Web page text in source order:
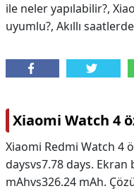
ile neler yapılabilir?,
uyumlu?, Akıllı
Xiaomi Watch 4
Xiaomi Redmi Watch 4
daysvs7.78 days.
mAhvs326.24 mAh.